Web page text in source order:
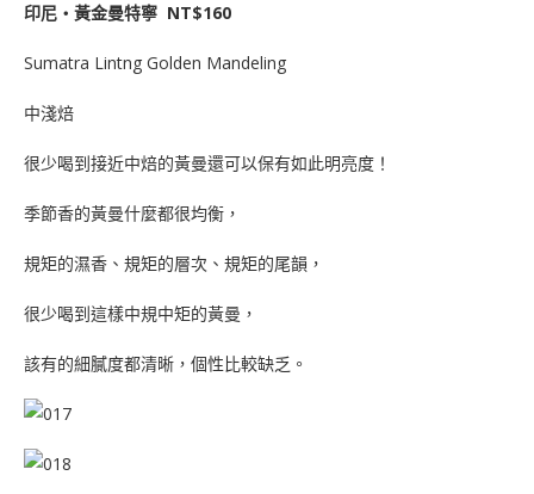
印尼‧黃金曼特寧 NT$160
Sumatra Lintng Golden Mandeling
中淺焙
很少喝到接近中焙的黃曼還可以保有如此明亮度！
季節香的黃曼什麼都很均衡，
規矩的濕香、規矩的層次、規矩的尾韻，
很少喝到這樣中規中矩的黃曼，
該有的細膩度都清晰，個性比較缺乏。